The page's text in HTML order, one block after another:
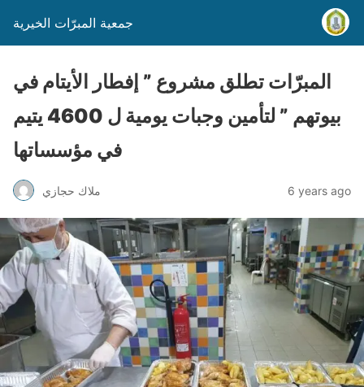
جمعية المبرّات الخيرية
المبرّات تطلق مشروع ” إفطار الأيتام في
بيوتهم ” لتأمين وجبات يومية ل 4600 يتيم
في مؤسساتها
ملاك حجازي 6 years ago